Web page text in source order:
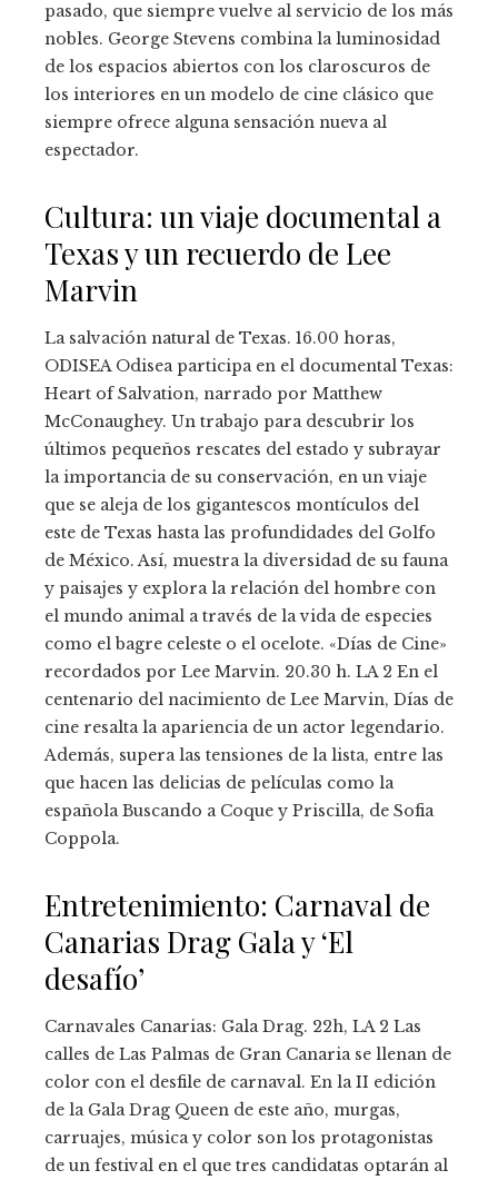
pasado, que siempre vuelve al servicio de los más
nobles. George Stevens combina la luminosidad
de los espacios abiertos con los claroscuros de
los interiores en un modelo de cine clásico que
siempre ofrece alguna sensación nueva al
espectador.
Cultura: un viaje documental a
Texas y un recuerdo de Lee
Marvin
La salvación natural de Texas. 16.00 horas,
ODISEA Odisea participa en el documental Texas:
Heart of Salvation, narrado por Matthew
McConaughey. Un trabajo para descubrir los
últimos pequeños rescates del estado y subrayar
la importancia de su conservación, en un viaje
que se aleja de los gigantescos montículos del
este de Texas hasta las profundidades del Golfo
de México. Así, muestra la diversidad de su fauna
y paisajes y explora la relación del hombre con
el mundo animal a través de la vida de especies
como el bagre celeste o el ocelote. «Días de Cine»
recordados por Lee Marvin. 20.30 h. LA 2 En el
centenario del nacimiento de Lee Marvin, Días de
cine resalta la apariencia de un actor legendario.
Además, supera las tensiones de la lista, entre las
que hacen las delicias de películas como la
española Buscando a Coque y Priscilla, de Sofia
Coppola.
Entretenimiento: Carnaval de
Canarias Drag Gala y ‘El
desafío’
Carnavales Canarias: Gala Drag. 22h, LA 2 Las
calles de Las Palmas de Gran Canaria se llenan de
color con el desfile de carnaval. En la II edición
de la Gala Drag Queen de este año, murgas,
carruajes, música y color son los protagonistas
de un festival en el que tres candidatas optarán al